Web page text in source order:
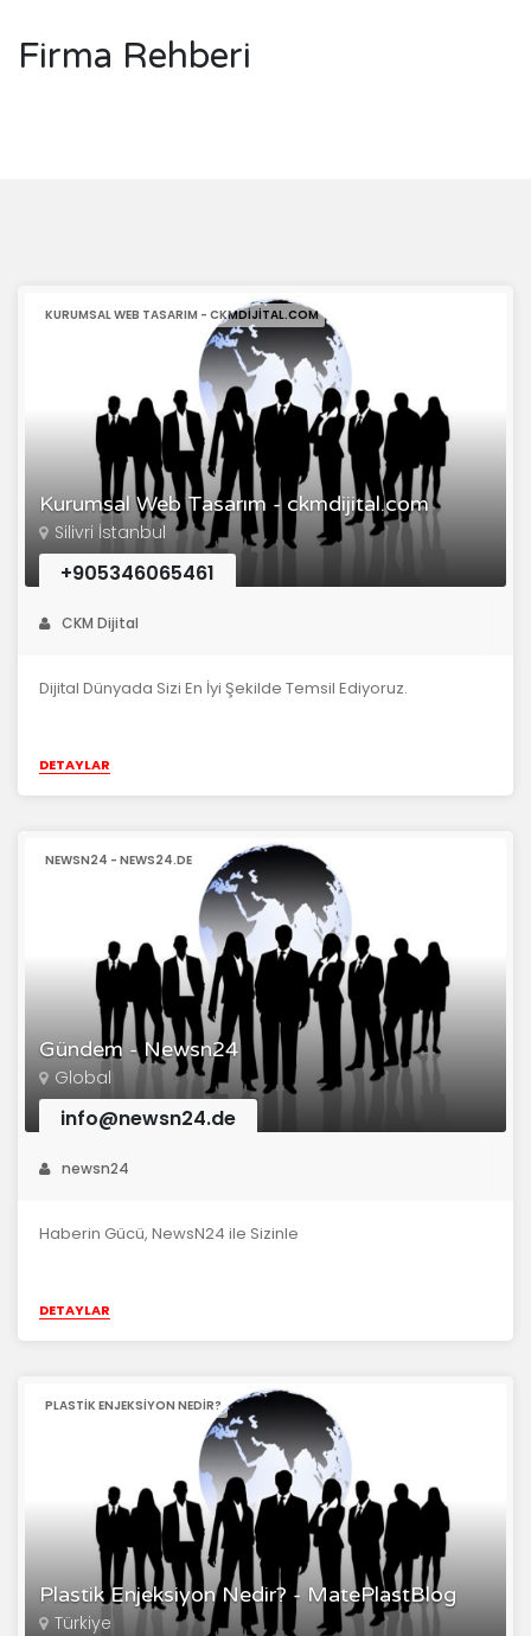
Firma Rehberi
Kurumsal Web Tasarım - ckmdijital.com
KURUMSAL WEB TASARIM - CKMDIJITAL.COM
Silivri İstanbul
+905346065461
CKM Dijital
Dijital Dünyada Sizi En İyi Şekilde Temsil Ediyoruz.
DETAYLAR
Gündem - Newsn24
NEWSN24 - NEWS24.DE
Global
info@newsn24.de
newsn24
Haberin Gücü, NewsN24 ile Sizinle
DETAYLAR
Plastik Enjeksiyon Nedir? - MatePlastBlog
PLASTIK ENJEKSIYON NEDIR?
Türkiye